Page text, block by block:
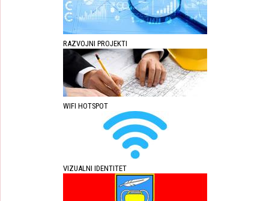
RAZVOJNI PROJEKTI
WIFI HOTSPOT
VIZUALNI IDENTITET